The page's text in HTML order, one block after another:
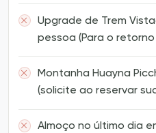
Upgrade de Trem
pessoa (Para o retorno
Montanha Huayna
(solicite ao reservar
Almoço no último dia